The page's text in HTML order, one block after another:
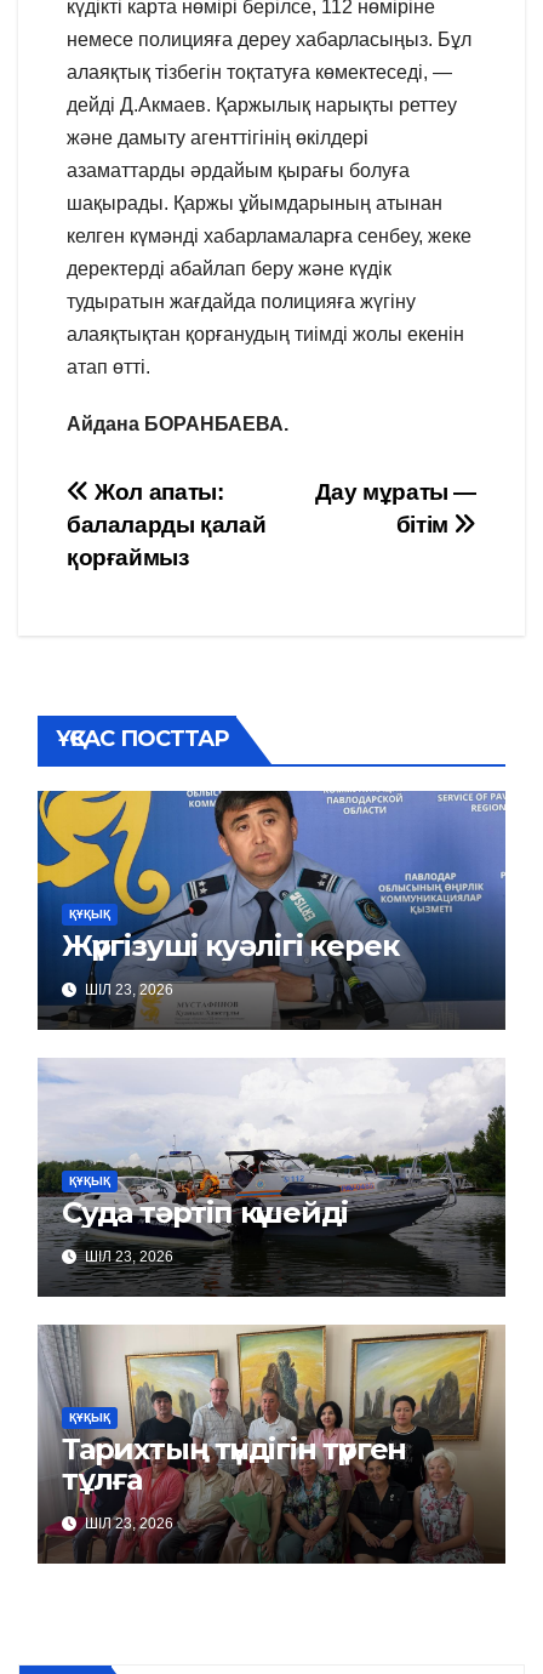
күдікті карта нөмірі берілсе, 112 нөміріне
немесе полицияға дереу хабарласыңыз. Бұл
алаяқтық тізбегін тоқтатуға көмектеседі, —
дейді Д.Акмаев. Қаржылық нарықты реттеу
және дамыту агенттігінің өкілдері
азаматтарды әрдайым қырағы болуға
шақырады. Қаржы ұйымдарының атынан
келген күмәнді хабарламаларға сенбеу, жеке
деректерді абайлап беру және күдік
тудыратын жағдайда полицияға жүгіну
алаяқтықтан қорғанудың тиімді жолы екенін
атап өтті.
Айдана БОРАНБАЕВА.
Навигация
по
Дау мұраты —
бітім
Жол апаты:
балаларды қалай
қорғаймыз
ҰҚСАС ПОСТТАР
ҚҰҚЫҚ
Жүргізуші куәлігі керек
ШІЛ 23, 2026
ҚҰҚЫҚ
Суда тәртіп күшейді
ШІЛ 23, 2026
ҚҰҚЫҚ
Тарихтың түндігін түрген
тұлға
ШІЛ 23, 2026